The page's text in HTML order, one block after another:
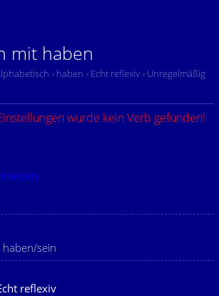
mit haben
› haben › Echt reflexiv › Unregelmäßig
wurde kein Verb gefunden!
haben/sein
reflexiv